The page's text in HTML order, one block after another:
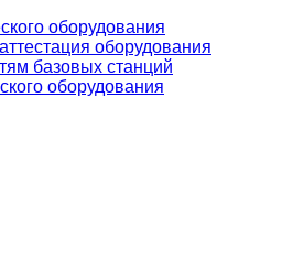
оборудования
оборудования
базовых станций
оборудования